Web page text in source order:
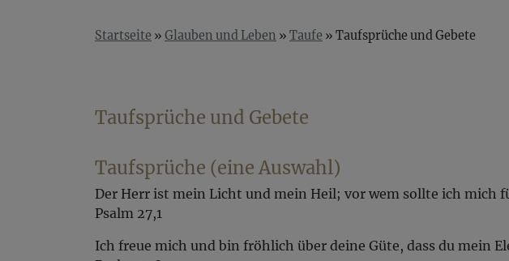
Startseite Glauben und Leben Taufe Taufsprüche und Gebete
Taufsprüche und Gebete
Taufsprüche (eine Auswahl)
Der Herr ist mein Licht und mein Heil; vor wem sollte ich mich
Psalm 27,1
Ich freue mich und bin fröhlich über deine Güte, dass du mein